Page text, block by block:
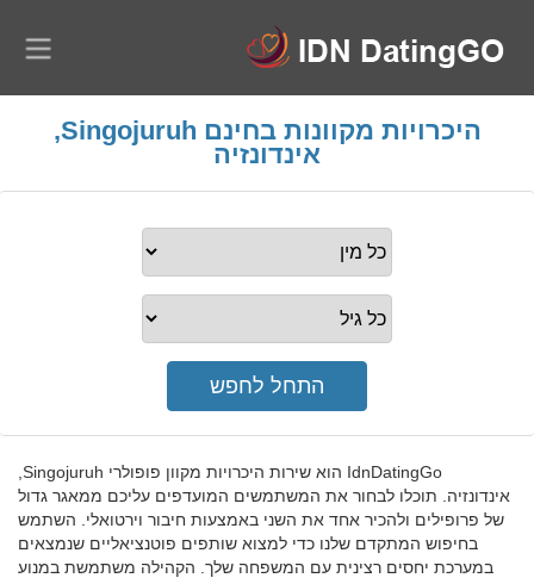
היכרויות מקוונות בחינם Singojuruh,
אינדונזיה
אינדונזיה. תוכלו לבחור את המשתמשים המועדפים עליכם ממאגר גדול
של פרופילים ולהכיר אחד את השני באמצעות חיבור וירטואלי. השתמש
בחיפוש המתקדם שלנו כדי למצוא שותפים פוטנציאליים שנמצאים
במערכת יחסים רצינית עם המשפחה שלך. הקהילה משתמשת במנוע